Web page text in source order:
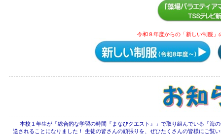
令和８年度からの「新しい制服」
本校１年生が「総合的な学習の時間『まなびクエスト』」で取り組んでいる「海
送されることになりました！ 生徒の皆さんの頑張りを、ぜひたくさんの皆様にご覧